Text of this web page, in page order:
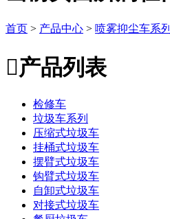
首页 > 产品中心 > 喷雾抑尘车系列
产品列表
检修车
垃圾车系列
压缩式垃圾车
挂桶式垃圾车
摆臂式垃圾车
钩臂式垃圾车
自卸式垃圾车
对接式垃圾车